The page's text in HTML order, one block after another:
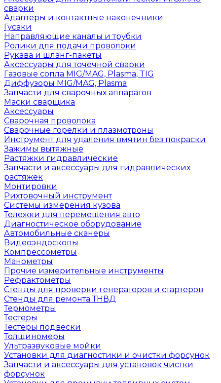
сварки
Адаптеры и контактные наконечники
Гусаки
Направляющие каналы и трубки
Ролики для подачи проволоки
Рукава и шланг-пакеты
Аксессуары для точечной сварки
Газовые сопла MIG/MAG, Plasma, TIG
Диффузоры MIG/MAG, Plasma
Запчасти для сварочных аппаратов
Маски сварщика
Аксессуары
Сварочная проволока
Сварочные горелки и плазмотроны
Инструмент для удаления вмятин без покраски
Зажимы вытяжные
Растяжки гидравлические
Запчасти и аксессуары для гидравлических
растяжек
Монтировки
Рихтовочный инструмент
Системы измерения кузова
Тележки для перемещения авто
Диагностическое оборудование
Автомобильные сканеры
Видеоэндоскопы
Компрессометры
Манометры
Прочие измерительные инструменты
Рефрактометры
Стенды для проверки генераторов и стартеров
Стенды для ремонта ТНВД
Термометры
Тестеры
Тестеры подвески
Толщиномеры
Ультразвуковые мойки
Установки для диагностики и очистки форсунок
Запчасти и аксессуары для установок чистки
форсунок